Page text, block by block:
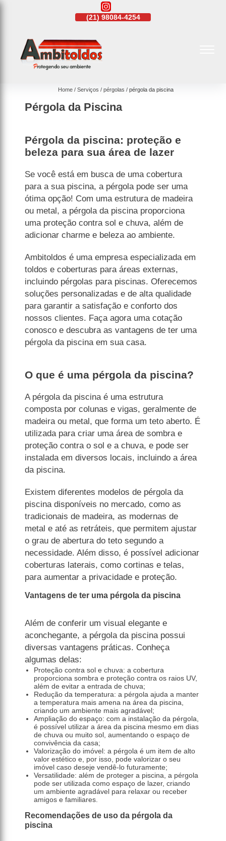
(21)98084-4254
Home Serviços pérgolas pérgola da piscina
Pérgola da Piscina
Pérgola da piscina: proteção e
beleza para sua área de lazer
Se você está em busca de uma cobertura
para a sua piscina, a pérgola pode ser uma
ótima opção! Com uma estrutura de madeira
ou metal, a pérgola da piscina proporciona
uma proteção contra sol e chuva, além de
adicionar charme e beleza ao ambiente.
Ambitoldos é uma empresa especializada em
toldos e coberturas para áreas externas,
incluindo pérgolas para piscinas. Oferecemos
soluções personalizadas e de alta qualidade
para garantir a satisfação e conforto dos
nossos clientes. Faça agora uma cotação
conosco e descubra as vantagens de ter uma
pérgola da piscina em sua casa.
O que é uma pérgola da piscina?
A pérgola da piscina é uma estrutura
composta por colunas e vigas, geralmente de
madeira ou metal, que forma um teto aberto. É
utilizada para criar uma área de sombra e
proteção contra o sol e a chuva, e pode ser
instalada em diversos locais, incluindo a área
da piscina.
Existem diferentes modelos de pérgola da
piscina disponíveis no mercado, como as
tradicionais de madeira, as modernas de
metal e até as retráteis, que permitem ajustar
o grau de abertura do teto segundo a
necessidade. Além disso, é possível adicionar
coberturas laterais, como cortinas e telas,
para aumentar a privacidade e proteção.
Vantagens de ter uma pérgola da piscina
Além de conferir um visual elegante e
aconchegante, a pérgola da piscina possui
diversas vantagens práticas. Conheça
algumas delas:
Proteção contra sol e chuva: a cobertura
proporciona sombra e proteção contra os raios UV,
além de evitar a entrada de chuva;
Redução da temperatura: a pérgola ajuda a manter
a temperatura mais amena na área da piscina,
criando um ambiente mais agradável;
Ampliação do espaço: com a instalação da pérgola,
é possível utilizar a área da piscina mesmo em dias
de chuva ou muito sol, aumentando o espaço de
convivência da casa;
Valorização do imóvel: a pérgola é um item de alto
valor estético e, por isso, pode valorizar o seu
imóvel caso deseje vendê-lo futuramente;
Versatilidade: além de proteger a piscina, a pérgola
pode ser utilizada como espaço de lazer, criando
um ambiente agradável para relaxar ou receber
amigos e familiares.
Recomendações de uso da pérgola da
piscina